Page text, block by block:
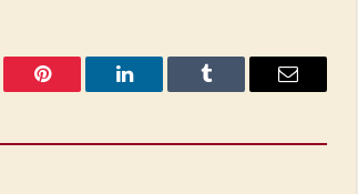
Pinterest LinkedIn Tumblr Email